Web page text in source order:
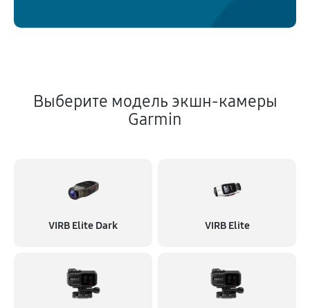
Выберите модель экшн-камеры
Garmin
VIRB Elite Dark VIRB Elite